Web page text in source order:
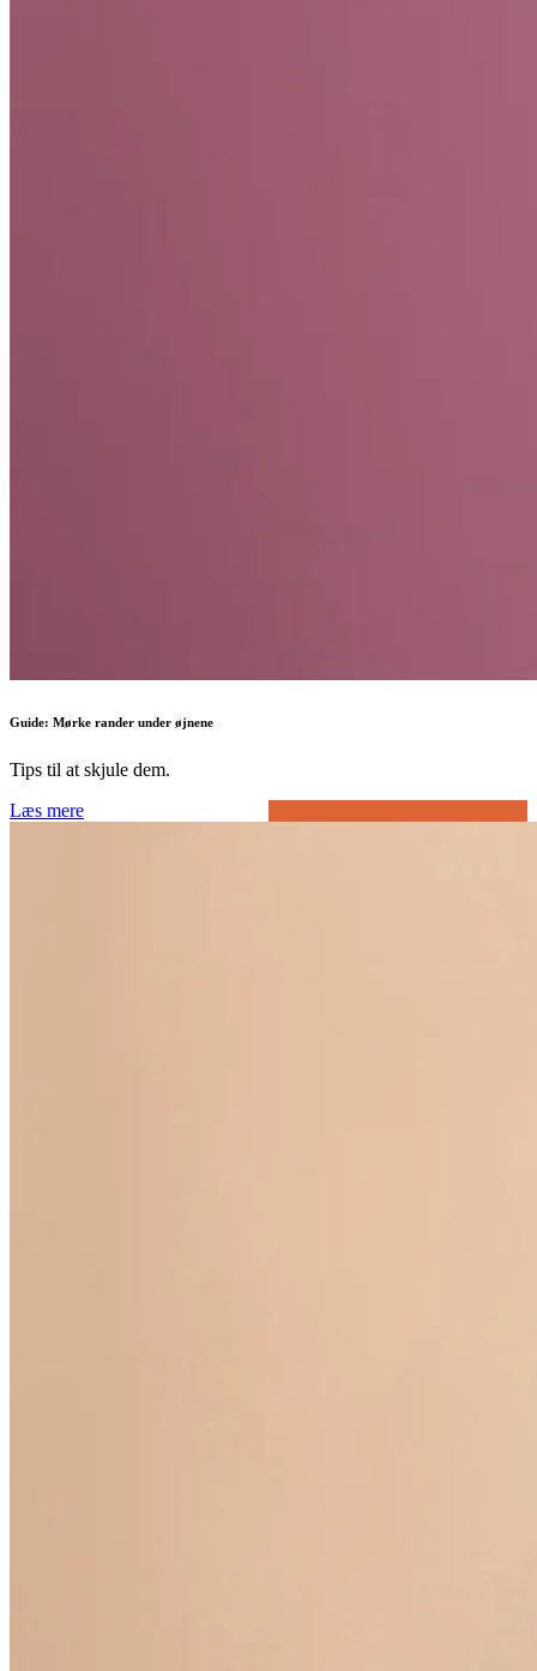
Guide: Mørke rander under øjnene
Tips til at skjule dem.
Læs mere